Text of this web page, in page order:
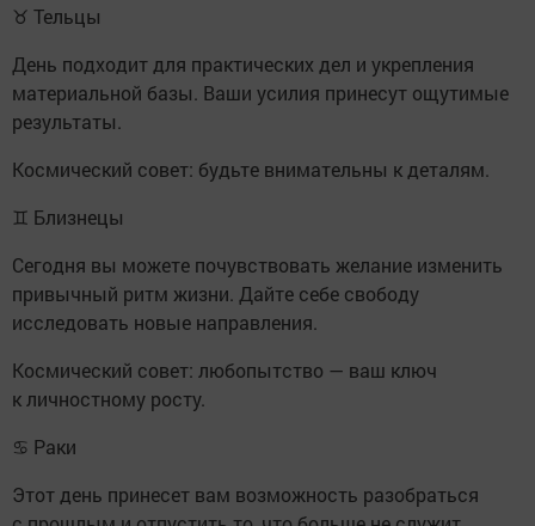
♉ Тельцы
День подходит для практических дел и укрепления
материальной базы. Ваши усилия принесут ощутимые
результаты.
Космический совет: будьте внимательны к деталям.
♊ Близнецы
Сегодня вы можете почувствовать желание изменить
привычный ритм жизни. Дайте себе свободу
исследовать новые направления.
Космический совет: любопытство — ваш ключ
к личностному росту.
♋ Раки
Этот день принесет вам возможность разобраться